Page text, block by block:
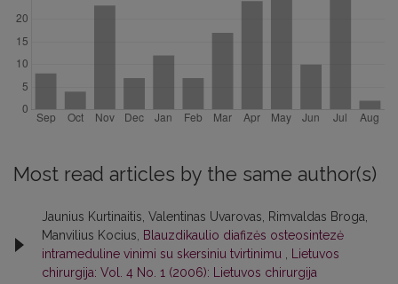
Most read articles by the same author(s)
Jaunius Kurtinaitis, Valentinas Uvarovas, Rimvaldas Broga,
Manvilius Kocius,
Blauzdikaulio diafizės osteosintezė
intrameduline vinimi su skersiniu tvirtinimu
Lietuvos
chirurgija: Vol. 4 No. 1 (2006): Lietuvos chirurgija